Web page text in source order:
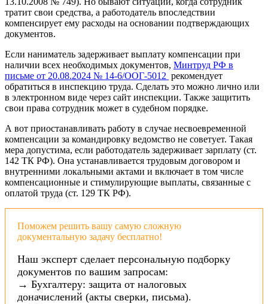
тратит свои средства, а работодатель впоследствии
компенсирует ему расходы на основании подтверждающих
документов.
Если наниматель задерживает выплату компенсации при
наличии всех необходимых документов, Минтруд РФ в
письме от 20.08.2024 № 14-6/ООГ-5012 рекомендует
обратиться в инспекцию труда. Сделать это можно лично или
в электронном виде через сайт инспекции. Также защитить
свои права сотрудник может в судебном порядке.
А вот приостанавливать работу в случае несвоевременной
компенсации за командировку ведомство не советует. Такая
мера допустима, если работодатель задерживает зарплату (ст.
142 ТК РФ). Она устанавливается трудовым договором и
внутренними локальными актами и включает в том числе
компенсационные и стимулирующие выплаты, связанные с
оплатой труда (ст. 129 ТК РФ).
Поможем решить вашу самую сложную
документальную задачу бесплатно!
Наш эксперт сделает персональную подборку
документов по вашим запросам:
→ Бухгалтеру: защита от налоговых
доначислений (акты сверки, письма).